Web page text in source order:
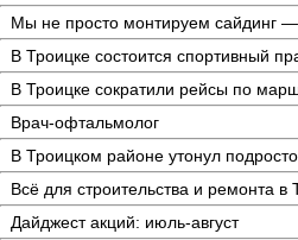
Мы не просто монтируем сайдинг —
В Троицке состоится спортивный
В Троицке сократили рейсы по
Врач-офтальмолог
В Троицком районе утонул
Всё для строительства и ремонта в
Дайджест акций: июль-август